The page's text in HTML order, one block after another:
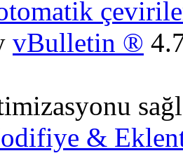
vBulletin ®
&